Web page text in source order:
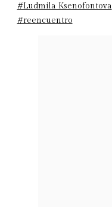
#Ludmila Ksenofontova
#reencuentro